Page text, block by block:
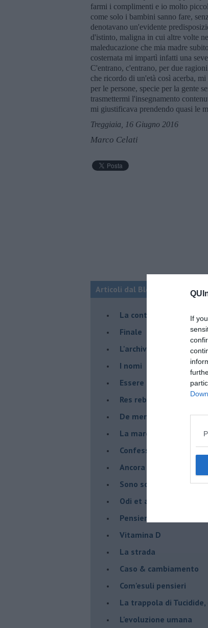
If
farmi i complimenti e io molto
come solo i bambini sanno fare,
denotavano un'evidente
d'istinto, maligna in cui altre volte
maleducazione che mia madre
costernata mi impartì infatti una
C'entrano, c'entrano, per due
che ricordo di un'età così acerba,
per le persone, specie per la gente
trasmettermi l'insegnamento
mi giustificava prendendo quasi le
Treggiaia, 16 Giugno 2016
Marco Celati
Articoli dal Blog “Racconti
La controversia degli
Finale
L'archivio
I nomi
Essere
Res rebus
De mente
La marcia
Confessioni del
Ancora pensieri &
Sono solo parole
Odi et amo
Pensieri in disordine
Vitamina D
La strada
Caso & cambiamento
Com'esuli pensieri
La trappola di Tucidide,
L'evoluzione umana